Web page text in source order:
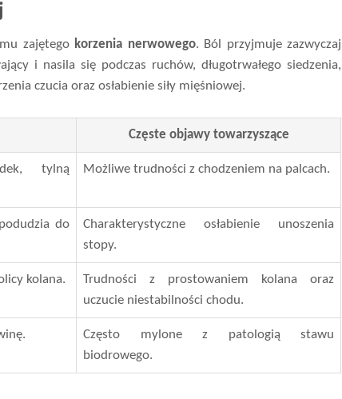
zajętego korzenia nerwowego. Ból przyjmuje zazwyczaj
i nasila się podczas ruchów, długotrwałego siedzenia,
czucia oraz osłabienie siły mięśniowej.
Częste objawy towarzyszące
tylną
Możliwe trudności z chodzeniem na palcach.
do
Charakterystyczne osłabienie unoszenia
stopy.
kolana.
Trudności z prostowaniem kolana oraz
uczucie niestabilności chodu.
Często mylone z patologią stawu
biodrowego.